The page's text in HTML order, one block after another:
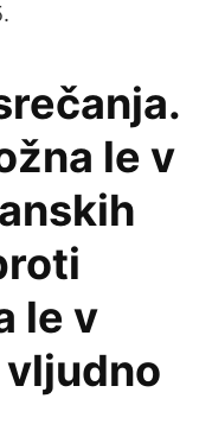
le v
le v